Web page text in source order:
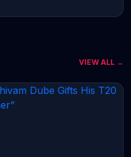
VIEW ALL →